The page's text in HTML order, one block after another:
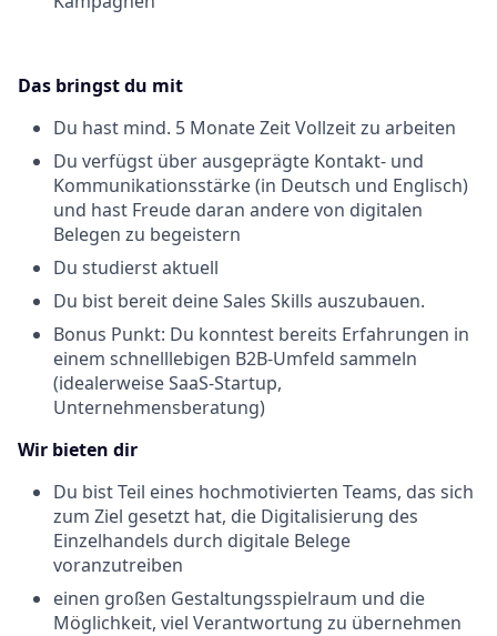
Das bringst du mit
Du hast mind. 5 Monate Zeit Vollzeit zu arbeiten
Du verfügst über ausgeprägte Kontakt- und
Kommunikationsstärke (in Deutsch und Englisch)
und hast Freude daran andere von digitalen
Belegen zu begeistern
Du studierst aktuell
Du bist bereit deine Sales Skills auszubauen.
Bonus Punkt: Du konntest bereits Erfahrungen in
einem schnelllebigen B2B-Umfeld sammeln
(idealerweise SaaS-Startup,
Unternehmensberatung)
Wir bieten dir
Du bist Teil eines hochmotivierten Teams, das sich
zum Ziel gesetzt hat, die Digitalisierung des
Einzelhandels durch digitale Belege
voranzutreiben
einen großen Gestaltungsspielraum und die
Möglichkeit, viel Verantwortung zu übernehmen